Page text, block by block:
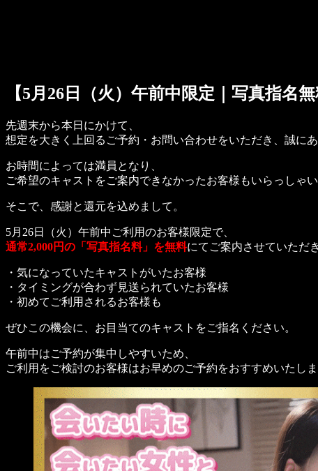
【5月26日（火）午前中限定｜写真指名
先週末から本日にかけて、
想定を大きく上回るご予約・お問い合わせをいただき、誠に
お時間によっては満員となり、
ご希望のキャストをご案内できなかったお客様もいらっし
そこで、感謝と還元を込めまして。
5月26日（火）午前中ご利用のお客様限定で、
通常2,000円の「写真指名料」を無料にてご案内させていただ
・気になっていたキャストがいたお客様
・タイミングが合わず見送られていたお客様
・初めてご利用されるお客様も
ぜひこの機会に、お目当てのキャストをご指名ください。
午前中はご予約が集中しやすいため、
ご利用をご検討のお客様はお早めのご予約をおすすめいたしま